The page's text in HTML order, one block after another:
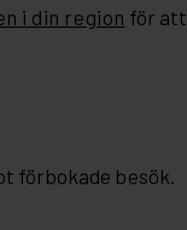
i din region för att
förbokade besök.